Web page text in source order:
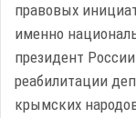
правовых
именно
президент
реабилитации
крымских